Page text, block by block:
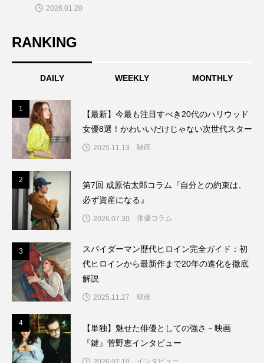
2026.01.20
RANKING
DAILY WEEKLY MONTHLY
1
【最新】今最も注目すべき20代のハリウッド
女優8選！かわいいだけじゃない次世代スター
2025.11.13 映画
2
第7回 成原佑太郎コラム『自分との約束は、
必ず資産になる』
2026.07.30 俳優コラム
3
スパイダーマン歴代ヒロイン完全ガイド：初
代ヒロインから最新作まで20年の進化を徹底
解説
2025.11.27 映画
4
【単独】魅せた俳優としての強さ－映画
『鍵』菅野恵インタビュー
インタビュー